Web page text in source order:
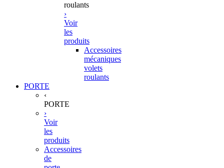
roulants
›
Voir
les
produits
Accessoires
mécaniques
volets
roulants
PORTE
‹
PORTE
›
Voir
les
produits
Accessoires
de